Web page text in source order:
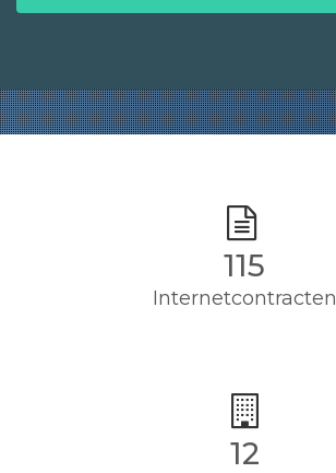
115
Internetcontracten
12